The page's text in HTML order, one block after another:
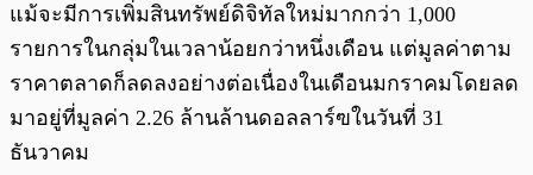
แม้จะมีการเพิ่มสินทรัพย์ดิจิทัลใหม่มากกว่า 1,000
รายการในกลุ่มในเวลาน้อยกว่าหนึ่งเดือน แต่มูลค่าตาม
ราคาตลาดก็ลดลงอย่างต่อเนื่องในเดือนมกราคมโดยลด
มาอยู่ที่มูลค่า 2.26 ล้านล้านดอลลาร์ฃในวันที่ 31
ธันวาคม